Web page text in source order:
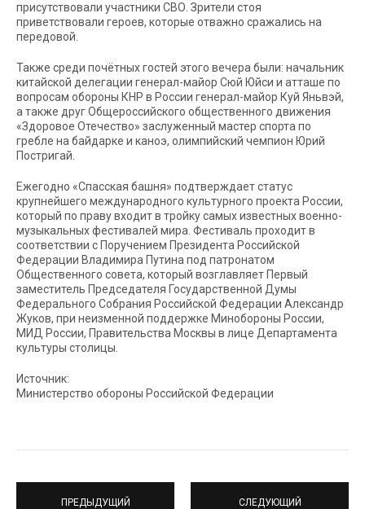
присутствовали участники СВО. Зрители стоя
приветствовали героев, которые отважно сражались на
передовой.
Также среди почётных гостей этого вечера были: начальник
китайской делегации генерал-майор Сюй Юйси и атташе по
вопросам обороны КНР в России генерал-майор Куй Яньвэй,
а также друг Общероссийского общественного движения
«Здоровое Отечество» заслуженный мастер спорта по
гребле на байдарке и каноэ, олимпийский чемпион Юрий
Постригай.
Ежегодно «Спасская башня» подтверждает статус
крупнейшего международного культурного проекта России,
который по праву входит в тройку самых известных военно-
музыкальных фестивалей мира. Фестиваль проходит в
соответствии с Поручением Президента Российской
Федерации Владимира Путина под патронатом
Общественного совета, который возглавляет Первый
заместитель Председателя Государственной Думы
Федерального Собрания Российской Федерации Александр
Жуков, при неизменной поддержке Минобороны России,
МИД России, Правительства Москвы в лице Департамента
культуры столицы.
Источник:
Министерство обороны Российской Федерации
ПРЕДЫДУЩИЙ СЛЕДУЮЩИЙ